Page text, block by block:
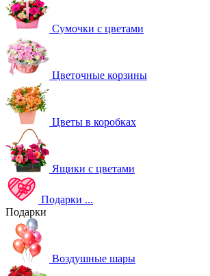
Сумочки с цветами
Цветочные корзины
Цветы в коробках
Ящики с цветами
Подарки ...
Подарки
Воздушные шары